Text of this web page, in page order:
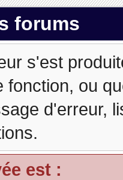
forums
s'est
fonction, ou
d'erreur,
est :